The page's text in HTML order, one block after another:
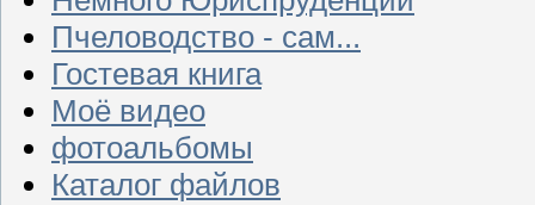
Пчеловодство - сам...
Гостевая книга
Моё видео
фотоальбомы
Каталог файлов